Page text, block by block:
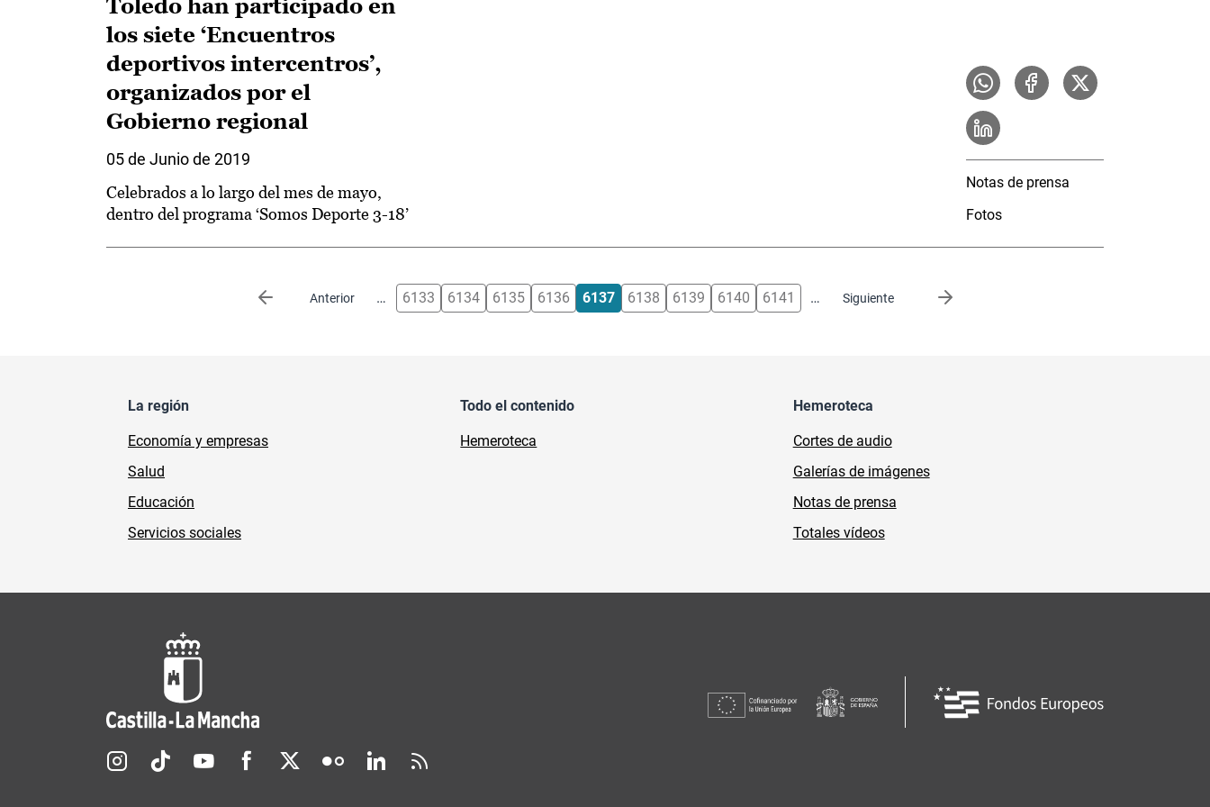
Toledo han participado en
los siete ‘Encuentros
deportivos intercentros’,
organizados por el
Gobierno regional
05 de Junio de 2019
Celebrados a lo largo del mes de mayo,
dentro del programa ‘Somos Deporte 3-18’
Notas de prensa
Fotos
Anterior
Página anterior … 6133 6134 6135 6136 6137 6138 6139 6140 6141 … Siguiente
Siguiente página
La región
Economía y empresas
Salud
Educación
Servicios sociales
Todo el contenido
Hemeroteca
Hemeroteca
Cortes de audio
Galerías de imágenes
Notas de prensa
Totales vídeos
Redes sociales JCCM